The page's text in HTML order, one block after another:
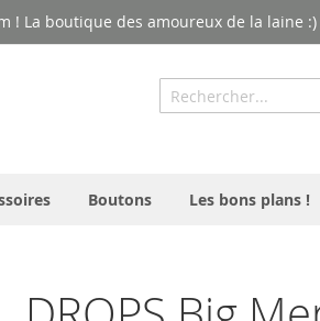
! La boutique des amoureux de la laine :)
Rechercher
Boutons Les bons plans !